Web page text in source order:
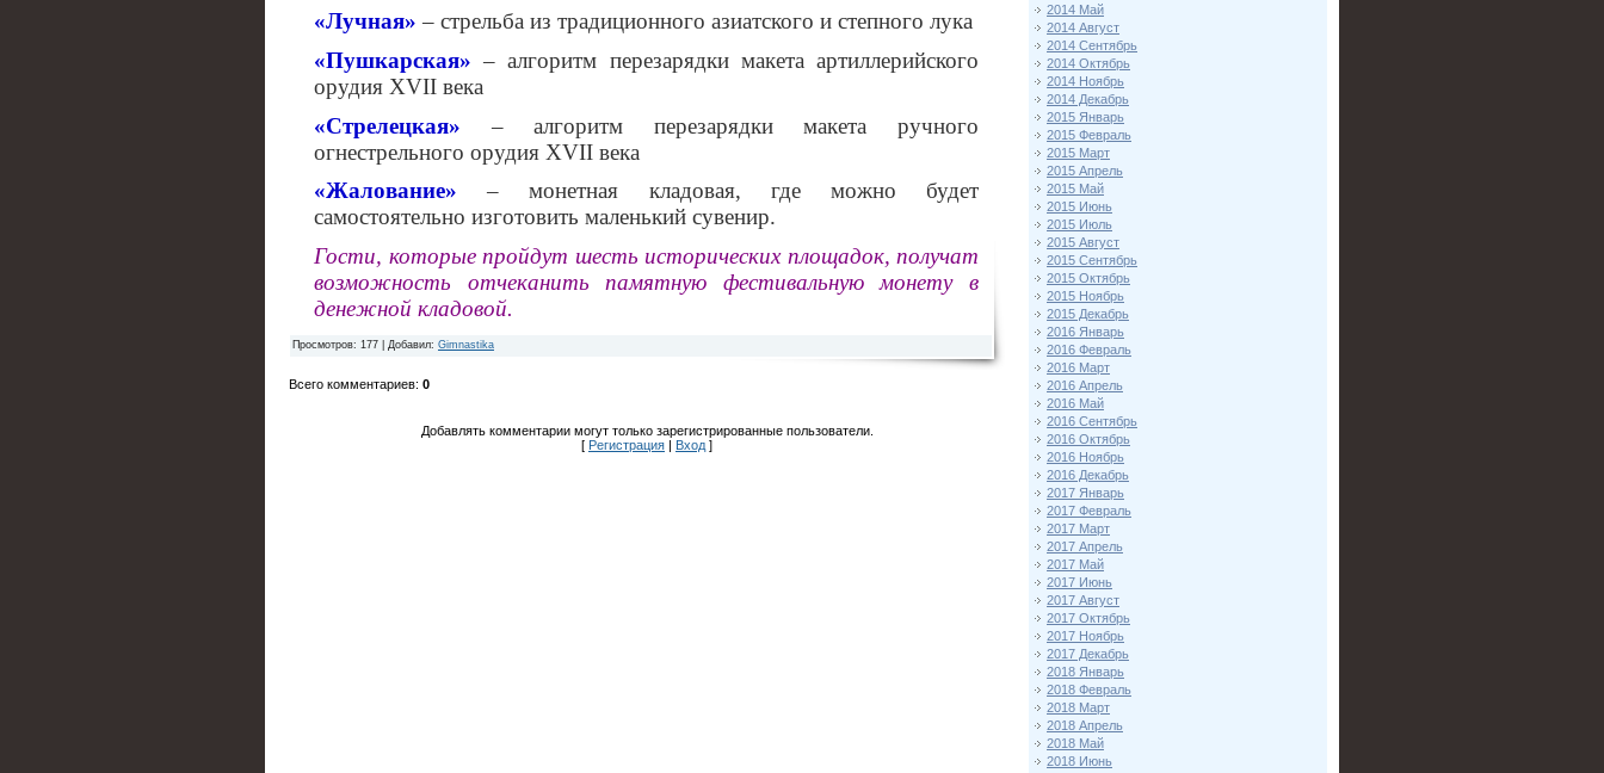
«Лучная» – стрельба из традиционного азиатского и степного лука
«Пушкарская» – алгоритм перезарядки макета артиллерийского
орудия XVII века
«Стрелецкая» – алгоритм перезарядки макета ручного
огнестрельного орудия XVII века
«Жалование» – монетная кладовая, где можно будет
самостоятельно изготовить маленький сувенир.
Гости, которые пройдут шесть исторических площадок, получат
возможность отчеканить памятную фестивальную монету в
денежной кладовой.
Просмотров: 177 | Добавил: Gimnastika
Всего комментариев: 0
Добавлять комментарии могут только зарегистрированные пользователи.
[ Регистрация | Вход ]
2014 Май
2014 Август
2014 Сентябрь
2014 Октябрь
2014 Ноябрь
2014 Декабрь
2015 Январь
2015 Февраль
2015 Март
2015 Апрель
2015 Май
2015 Июнь
2015 Июль
2015 Август
2015 Сентябрь
2015 Октябрь
2015 Ноябрь
2015 Декабрь
2016 Январь
2016 Февраль
2016 Март
2016 Апрель
2016 Май
2016 Сентябрь
2016 Октябрь
2016 Ноябрь
2016 Декабрь
2017 Январь
2017 Февраль
2017 Март
2017 Апрель
2017 Май
2017 Июнь
2017 Август
2017 Октябрь
2017 Ноябрь
2017 Декабрь
2018 Январь
2018 Февраль
2018 Март
2018 Апрель
2018 Май
2018 Июнь